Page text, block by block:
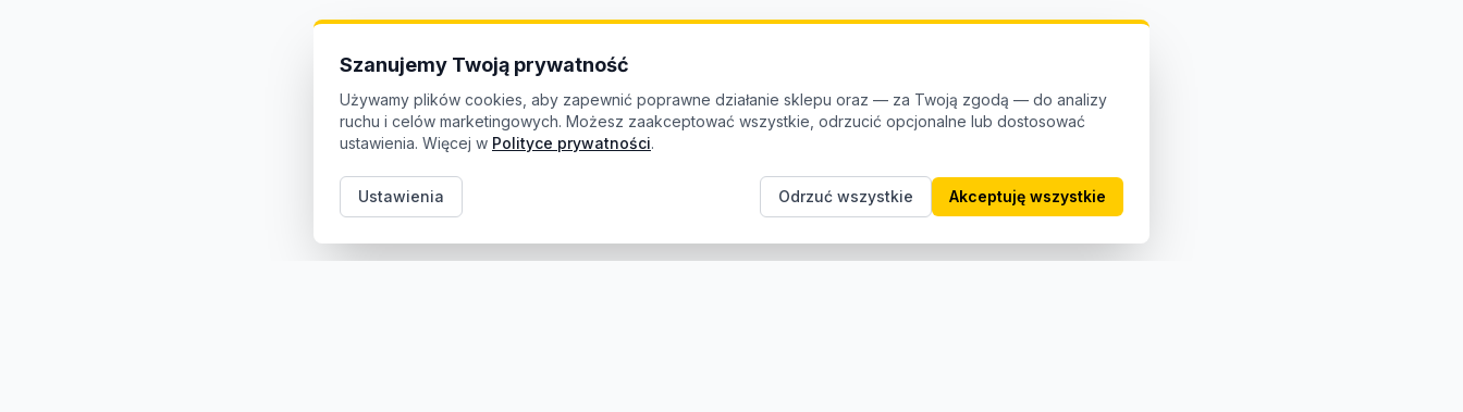
Szanujemy Twoją prywatność
Używamy plików cookies, aby zapewnić poprawne działanie sklepu oraz — za Twoją zgodą — do analizy
ruchu i celów marketingowych. Możesz zaakceptować wszystkie, odrzucić opcjonalne lub dostosować
ustawienia. Więcej w Polityce prywatności.
Ustawienia Odrzuć wszystkie Akceptuję wszystkie